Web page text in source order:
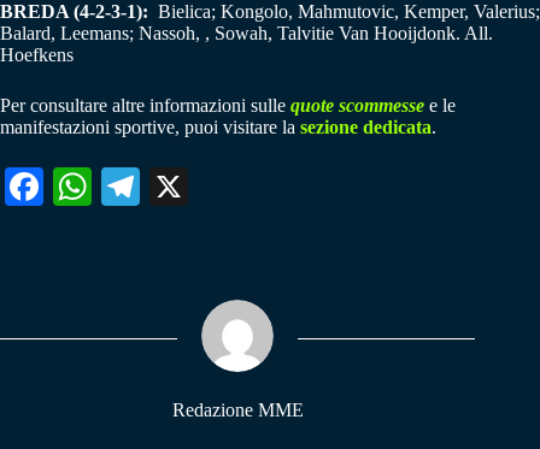
BREDA (4-2-3-1): Bielica; Kongolo, Mahmutovic, Kemper, Valerius;
Balard, Leemans; Nassoh, , Sowah, Talvitie Van Hooijdonk. All.
Hoefkens
Per consultare altre informazioni sulle quote scommesse e le
manifestazioni sportive, puoi visitare la sezione dedicata.
Fa W
pp
Te
m
Redazione MME